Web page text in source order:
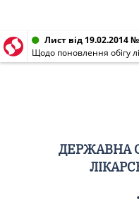
Лист від 19.02.2014
ДЕРЖАВНА